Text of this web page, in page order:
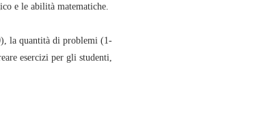
e le abilità matematiche.
la quantità di problemi (1-
esercizi per gli studenti,